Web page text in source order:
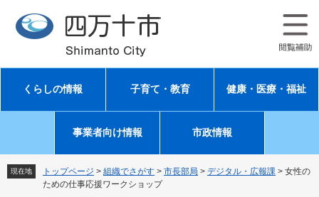
先
す
を
し
文
くらしの情報 子育て・教育 健康・医療・福祉
事業者向け情報 市政情報
現在地 トップページ > 組織でさがす > 市長部局 > デジタル・広報課 > 女性の
ための仕事応援ワークショップ